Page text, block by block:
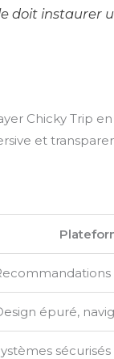
doit instaurer
Chicky Trip
et
épuré,